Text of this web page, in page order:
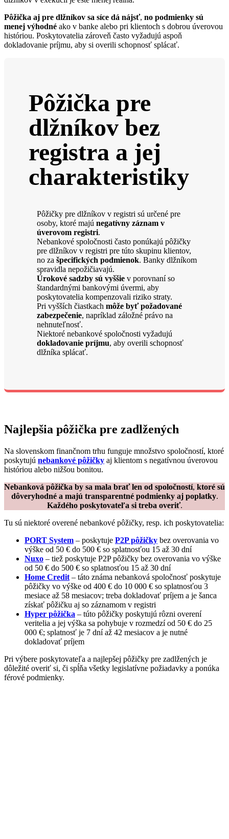
Pôžička aj pre dlžníkov sa síce dá nájsť, no podmienky sú
menej výhodné ako v banke alebo pri klientoch s dobrou úverovou
históriou. Poskytovatelia zároveň často vyžadujú aspoň
dokladovanie príjmu, aby si overili schopnosť splácať.
Pôžička pre
dlžníkov bez
registra a jej
charakteristiky
Pôžičky pre dlžníkov v registri sú určené pre
osoby, ktoré majú negatívny záznam v
úverovom registri.
Nebankové spoločnosti často ponúkajú pôžičky
pre dlžníkov v registri pre túto skupinu klientov,
no za špecifických podmienok. Banky dlžníkom
spravidla nepožičiavajú.
Úrokové sadzby sú vyššie v porovnaní so
štandardnými bankovými úvermi, aby
poskytovatelia kompenzovali riziko straty.
Pri vyšších čiastkach môže byť požadované
zabezpečenie, napríklad záložné právo na
nehnuteľnosť.
Niektoré nebankové spoločnosti vyžadujú
dokladovanie príjmu, aby overili schopnosť
dlžníka splácať.
Najlepšia pôžička pre zadlžených
Na slovenskom finančnom trhu funguje množstvo spoločností, ktoré
poskytujú nebankové pôžičky aj klientom s negatívnou úverovou
históriou alebo nižšou bonitou.
Nebanková pôžička by sa mala brať len od spoločností, ktoré sú
dôveryhodné a majú transparentné podmienky aj poplatky.
Každého poskytovateľa si treba overiť.
Tu sú niektoré overené nebankové pôžičky, resp. ich poskytovatelia:
PORT System – poskytuje P2P pôžičky bez overovania vo
výške od 50 € do 500 € so splatnosťou 15 až 30 dní
Nuxo – tiež poskytuje P2P pôžičky bez overovania vo výške
od 50 € do 500 € so splatnosťou 15 až 30 dní
Home Credit – táto známa nebanková spoločnosť poskytuje
pôžičky vo výške od 400 € do 10 000 € so splatnosťou 3
mesiace až 58 mesiacov; treba dokladovať príjem a je šanca
získať pôžičku aj so záznamom v registri
Hyper pôžička – túto pôžičky poskytujú rôzni overení
veritelia a jej výška sa pohybuje v rozmedzí od 50 € do 25
000 €; splatnosť je 7 dní až 42 mesiacov a je nutné
dokladovať príjem
Pri výbere poskytovateľa a najlepšej pôžičky pre zadlžených je
dôležité overiť si, či spĺňa všetky legislatívne požiadavky a ponúka
férové podmienky.